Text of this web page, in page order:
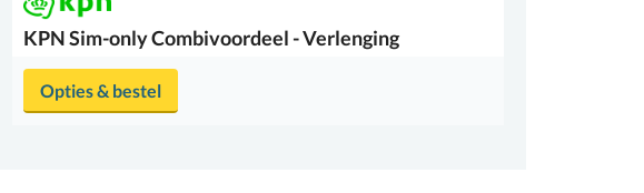
KPNSim-only Combivoordeel - Verlenging
Opties & bestel